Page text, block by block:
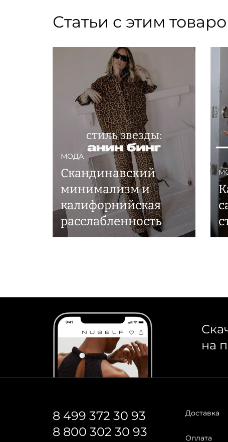
Статьи с этим
МОДА
Скандинавский
минимализм и
калифорнийская
расслабленность
на
8 499 372 30 93
8 800 302 30 93
Доставка
Оплата